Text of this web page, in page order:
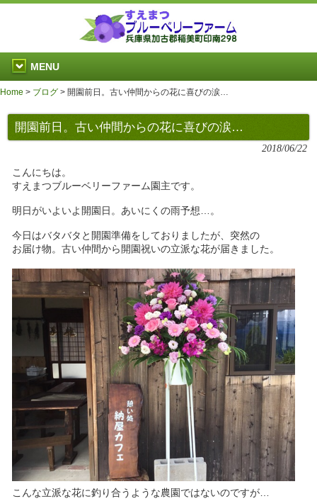
MENU
Home > ブログ > 開園前日。古い仲間からの花に喜びの涙…
開園前日。古い仲間からの花に喜びの涙…
2018/06/22
こんにちは。
すえまつブルーベリーファーム園主です。
明日がいよいよ開園日。あいにくの雨予想…。
今日はバタバタと開園準備をしておりましたが、突然の
お届け物。古い仲間から開園祝いの立派な花が届きました。
こんな立派な花に釣り合うような農園ではないのですが…